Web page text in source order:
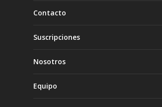
Contacto
Suscripciones
Nosotros
Equipo